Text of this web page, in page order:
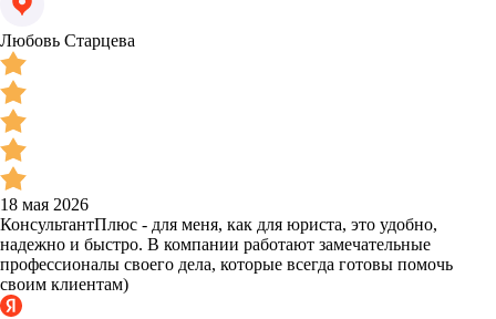
Любовь Старцева
18 мая 2026
КонсультантПлюс - для меня, как для юриста, это удобно,
надежно и быстро. В компании работают замечательные
профессионалы своего дела, которые всегда готовы помочь
своим клиентам)